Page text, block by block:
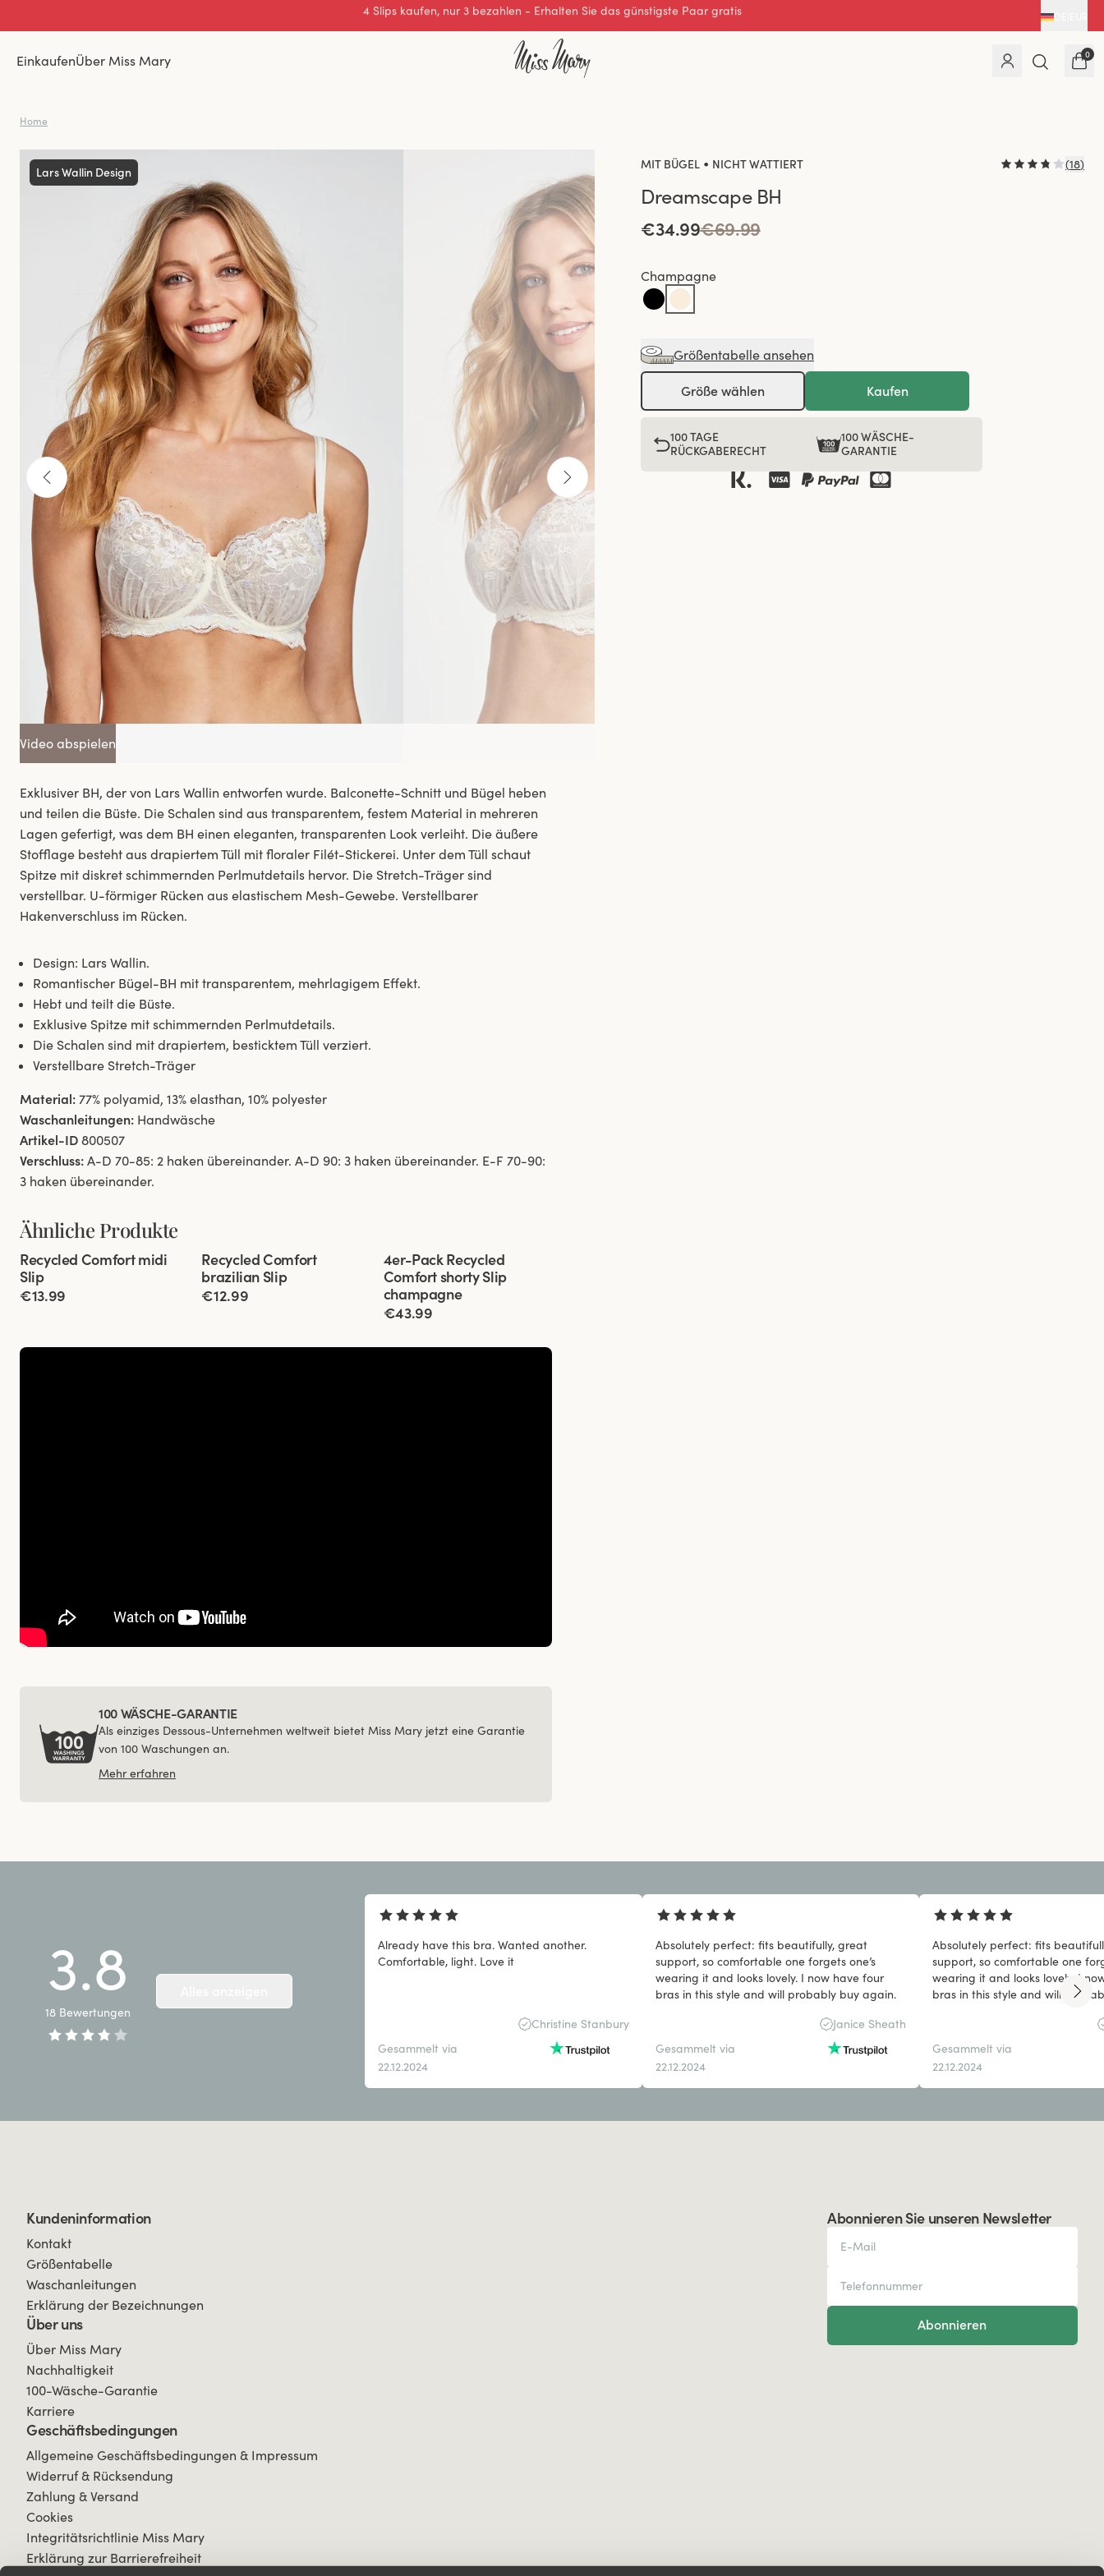
Hervorragende 0 von 5
EinkaufenÜber Miss Mary 0
Home
Lars Wallin Design
Video abspielen
MIT BÜGEL • NICHT WATTIERT (18)
Dreamscape BH
€34.99€69.99
Champagne
Größentabelle ansehen
Größe wählen Kaufen
100 TAGE
RÜCKGABERECHT
100 WÄSCHE-
GARANTIE
Exklusiver BH, der von Lars Wallin entworfen wurde. Balconette-Schnitt und Bügel heben
und teilen die Büste. Die Schalen sind aus transparentem, festem Material in mehreren
Lagen gefertigt, was dem BH einen eleganten, transparenten Look verleiht. Die äußere
Stofflage besteht aus drapiertem Tüll mit floraler Filét-Stickerei. Unter dem Tüll schaut
Spitze mit diskret schimmernden Perlmutdetails hervor. Die Stretch-Träger sind
verstellbar. U-förmiger Rücken aus elastischem Mesh-Gewebe. Verstellbarer
Hakenverschluss im Rücken.
Design: Lars Wallin.
Romantischer Bügel-BH mit transparentem, mehrlagigem Effekt.
Hebt und teilt die Büste.
Exklusive Spitze mit schimmernden Perlmutdetails.
Die Schalen sind mit drapiertem, besticktem Tüll verziert.
Verstellbare Stretch-Träger
Material: 77% polyamid, 13% elasthan, 10% polyester
Waschanleitungen: Handwäsche
Artikel-ID 800507
Verschluss: A-D 70-85: 2 haken übereinander. A-D 90: 3 haken übereinander. E-F 70-90:
3 haken übereinander.
Ähnliche Produkte
Viewing image 1 of 2
4 für 3
Recycled Comfort midi
Slip
€13.99
Viewing image 1 of 2
4 für 3
Recycled Comfort
brazilian Slip
€12.99
Viewing image 1 of 3
4er-Pack Recycled
Comfort shorty Slip
champagne
€43.99
100 WÄSCHE-GARANTIE
Als einziges Dessous-Unternehmen weltweit bietet Miss Mary jetzt eine Garantie
von 100 Waschungen an.
Mehr erfahren
3.8
18 Bewertungen
Already have this bra. Wanted another.
Comfortable, light. Love it
Christine Stanbury
Gesammelt via
22.12.2024
Absolutely perfect: fits beautifully, great
support, so comfortable one forgets one’s
wearing it and looks lovely. I now have four
bras in this style and will probably buy again.
Janice Sheath
Gesammelt via
22.12.2024
Absolutely perfect: fits
support, so comfortable one
wearing it and looks lovely. I
bras in this style and will
Gesammelt via
22.12.2024
Abonnieren Sie unseren Newsletter
Abonnieren
Kundeninformation
Kontakt
Größentabelle
Waschanleitungen
Erklärung der Bezeichnungen
Über uns
Über Miss Mary
Nachhaltigkeit
100-Wäsche-Garantie
Karriere
Geschäftsbedingungen
Allgemeine Geschäftsbedingungen & Impressum
Widerruf & Rücksendung
Zahlung & Versand
Cookies
Integritätsrichtlinie Miss Mary
Erklärung zur Barrierefreiheit